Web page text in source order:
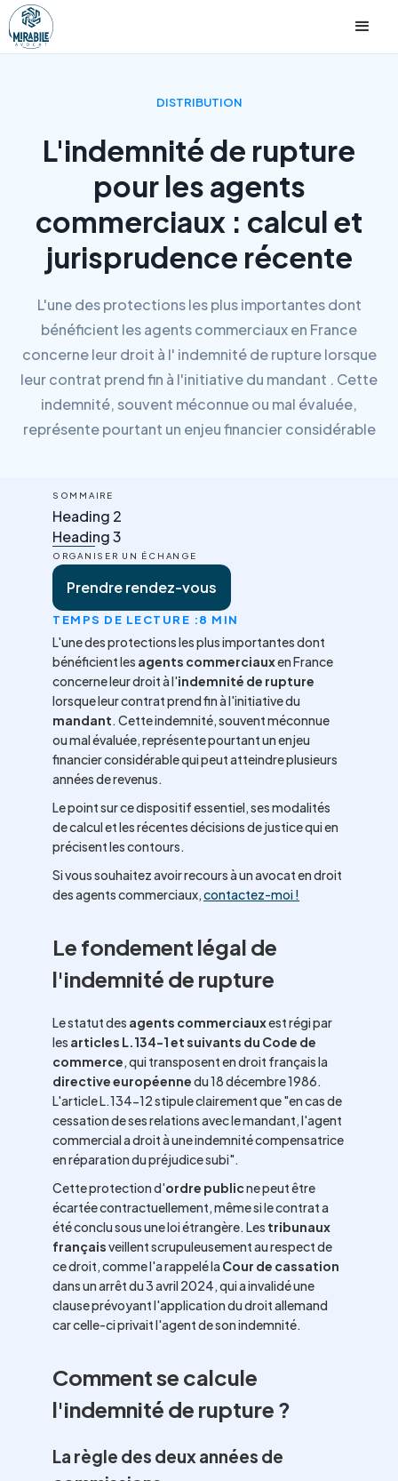
DISTRIBUTION
L'indemnité de rupture
pour les agents
commerciaux : calcul et
jurisprudence récente
L'une des protections les plus importantes dont
bénéficient les agents commerciaux en France
concerne leur droit à l' indemnité de rupture lorsque
leur contrat prend fin à l'initiative du mandant . Cette
indemnité, souvent méconnue ou mal évaluée,
représente pourtant un enjeu financier considérable
SOMMAIRE
Heading 2
Heading 3
ORGANISER UN ÉCHANGE
Prendre rendez-vous
TEMPS DE LECTURE :8 MIN
L'une des protections les plus importantes dont
bénéficient les agents commerciauxen France
concerne leur droit à l'indemnité de rupture
lorsque leur contrat prend fin à l'initiative du
mandant. Cette indemnité, souvent méconnue
ou mal évaluée, représente pourtant un enjeu
financier considérable qui peut atteindre plusieurs
années de revenus.
Le point sur ce dispositif essentiel, ses modalités
de calcul et les récentes décisions de justice qui en
précisent les contours.
Si vous souhaitez avoir recours à un avocat en droit
des agents commerciaux,contactez-moi !
Le fondement légal de
l'indemnité de rupture
Le statut des agents commerciauxest régi par
les articles L.134-1 et suivants du Code de
commerce, qui transposent en droit français la
directive européennedu 18 décembre 1986.
L'article L.134-12 stipule clairement que "en cas de
cessation de ses relations avec le mandant, l'agent
commercial a droit à une indemnité compensatrice
en réparation du préjudice subi".
Cette protection d'ordre publicne peut être
écartée contractuellement, même si le contrat a
été conclu sous une loi étrangère. Les tribunaux
françaisveillent scrupuleusement au respect de
ce droit, comme l'a rappelé la Cour de cassation
dans un arrêt du 3 avril 2024, qui a invalidé une
clause prévoyant l'application du droit allemand
car celle-ci privait l'agent de son indemnité.
Comment se calcule
l'indemnité de rupture ?
La règle des deux années de